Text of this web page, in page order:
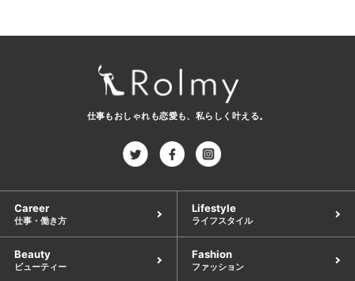
仕事もおしゃれも恋愛も、 私らしく叶える。
Career
仕事・働き方
Lifestyle
ライフスタイル
Beauty
ビューティー
Fashion
ファッション